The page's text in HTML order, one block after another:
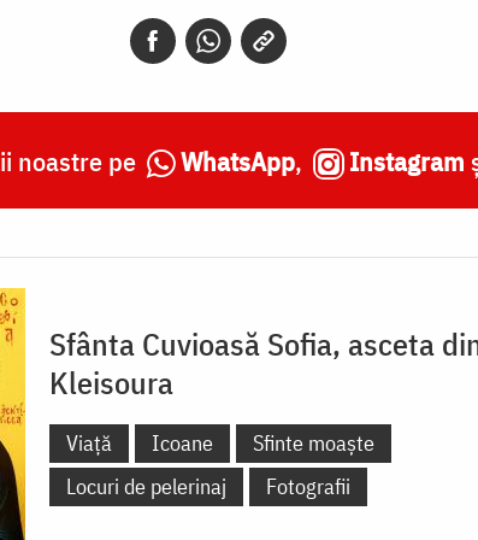
noastre pe WhatsApp, Instagram
Sfânta Cuvioasă Sofia, asceta
Kleisoura
Viață Icoane
Sfinte moaște
Locuri de pelerinaj
Fotografii